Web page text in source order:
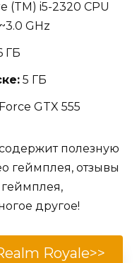
(TM) i5-2320 CPU
GHz
ГБ
5 ГБ
GTX 555
полезную
геймплея, отзывы
другое!
Royale>>